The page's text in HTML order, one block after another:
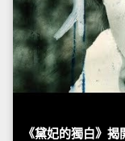
《黛妃的獨白》